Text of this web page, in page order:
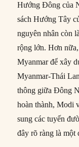
Hướng Đông của
sách Hướng Tây
nguyên nhân còn
rộng lớn. Hơn
Myanmar để xây
Myanmar-Thái
thông giữa Đông
hoàn thành, Modi
sung các tuyến
đây rõ ràng là một